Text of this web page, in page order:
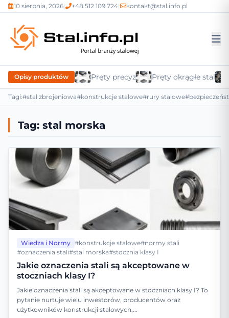
10 sierpnia, 2026| +48 512 109 724| kontakt@stal.info.pl
Opisy produktów Pręty precyzyjnePręty okrągłe
Tagi:#stal zbrojeniowa#konstrukcje stalowe#rury stalowe
Tag: stal morska
Wiedza i Normy #konstrukcje stalowe#normy stali
#oznaczenia stali#stal morska#stocznia klasy I
Jakie oznaczenia stali są akceptowane w
stoczniach klasy I?
Jakie oznaczenia stali są akceptowane w stoczniach klasy I? To
pytanie nurtuje wielu inwestorów, producentów oraz
użytkowników konstrukcji stalowych,...